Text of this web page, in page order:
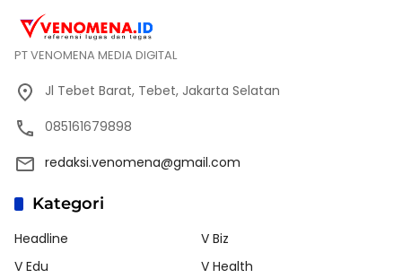
PT VENOMENA MEDIA DIGITAL
Jl Tebet Barat, Tebet, Jakarta Selatan
085161679898
redaksi.venomena@gmail.com
Kategori
Headline
V Biz
V Edu
V Health